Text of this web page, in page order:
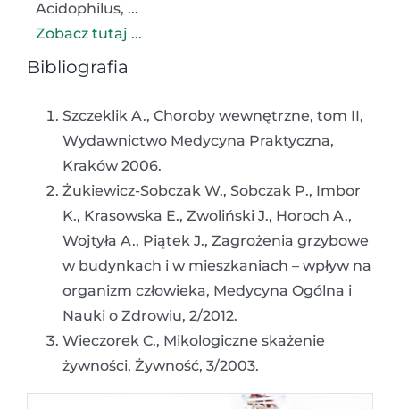
Acidophilus, ...
Zobacz tutaj ...
Bibliografia
Szczeklik A., Choroby wewnętrzne, tom II,
Wydawnictwo Medycyna Praktyczna,
Kraków 2006.
Żukiewicz-Sobczak W., Sobczak P., Imbor
K., Krasowska E., Zwoliński J., Horoch A.,
Wojtyła A., Piątek J., Zagrożenia grzybowe
w budynkach i w mieszkaniach – wpływ na
organizm człowieka, Medycyna Ogólna i
Nauki o Zdrowiu, 2/2012.
Wieczorek C., Mikologiczne skażenie
żywności, Żywność, 3/2003.